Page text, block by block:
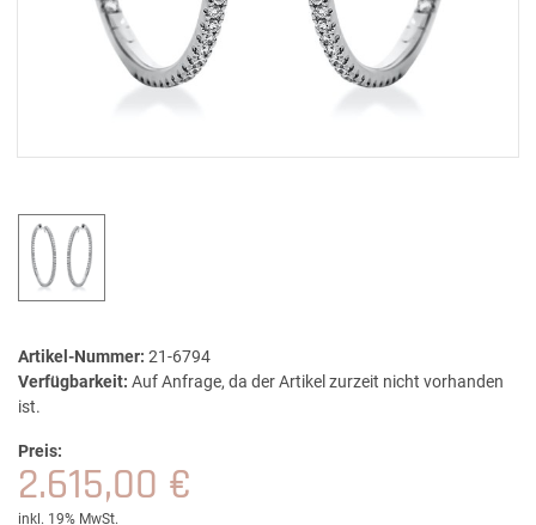
Artikel-Nummer: 21-6794
Verfügbarkeit: Auf Anfrage, da der Artikel zurzeit nicht vorhanden
ist.
Preis:
2.615,00 €
inkl. 19% MwSt.